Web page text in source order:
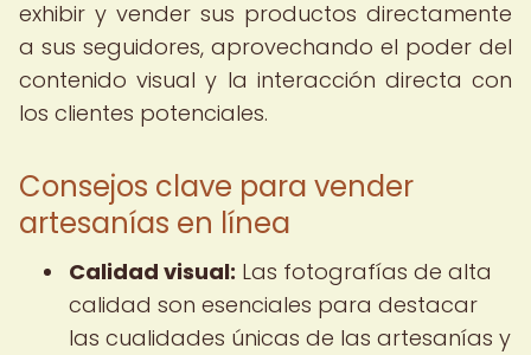
exhibir y vender sus productos directamente
a sus seguidores, aprovechando el poder del
contenido visual y la interacción directa con
los clientes potenciales.
Consejos clave para vender
artesanías en línea
Calidad visual: Las fotografías de alta
calidad son esenciales para destacar
las cualidades únicas de las artesanías y